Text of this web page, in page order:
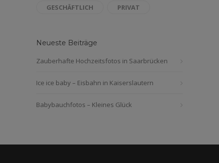
GESCHÄFTLICH PRIVAT
Neueste Beiträge
Zauberhafte Hochzeitsfotos in Saarbrücken
Ice ice baby – Eisbahn in Kaiserslautern
Babybauchfotos – Kleines Glück